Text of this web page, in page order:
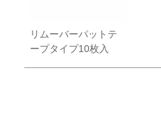
リムーバーパットテ
ープタイプ10枚入